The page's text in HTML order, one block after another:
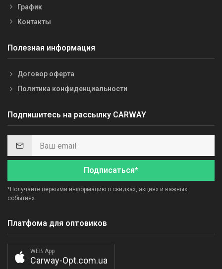
График
Контакты
Полезная информация
Договор оферта
Политика конфиденциальности
Подпишитесь на рассылку CARWAY
Подписаться*
*Получайте первыми информацию о скидках, акциях и важных
событиях.
Платфома для оптовиков
WEB App
Carway-Opt.com.ua